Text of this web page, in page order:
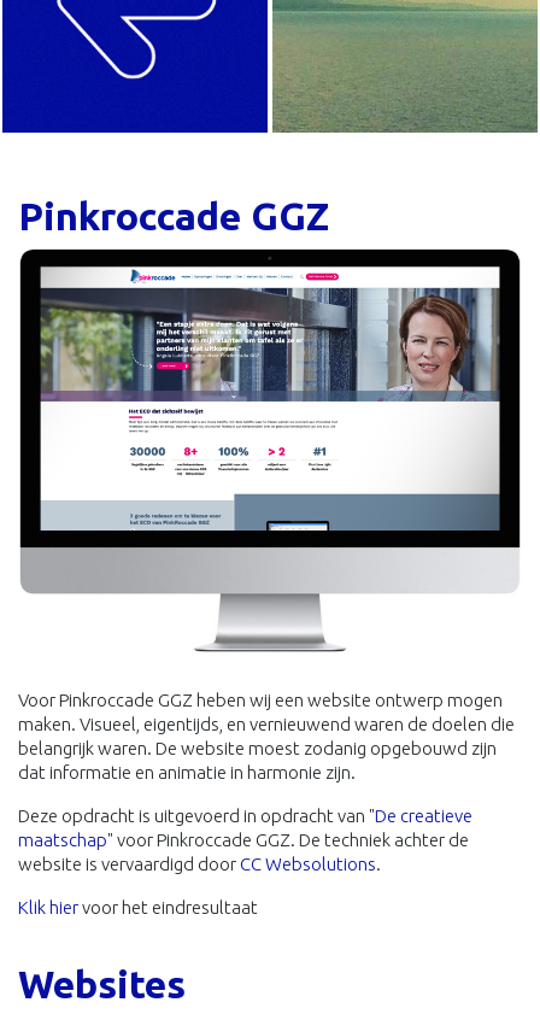
Pinkroccade GGZ
Voor Pinkroccade GGZ heben wij een website ontwerp mogen
maken. Visueel, eigentijds, en vernieuwend waren de doelen die
belangrijk waren. De website moest zodanig opgebouwd zijn
dat informatie en animatie in harmonie zijn.
Deze opdracht is uitgevoerd in opdracht van "De creatieve
maatschap" voor Pinkroccade GGZ. De techniek achter de
website is vervaardigd door CC Websolutions.
Klik hiervoor het eindresultaat
Websites